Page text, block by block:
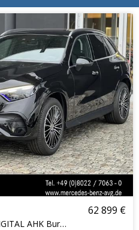
GLC 220 d 4M Edition AMG DIGITAL AHK Burmester®
62 899 €